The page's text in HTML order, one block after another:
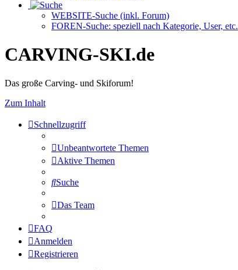
WEBSITE-Suche (inkl. Forum)
FOREN-Suche: speziell nach Kategorie, User, etc.
CARVING-SKI.de
Das große Carving- und Skiforum!
Zum Inhalt
Schnellzugriff
Unbeantwortete Themen
Aktive Themen
Suche
Das Team
FAQ
Anmelden
Registrieren